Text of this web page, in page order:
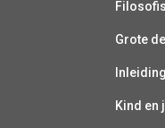
Grote
Kind en